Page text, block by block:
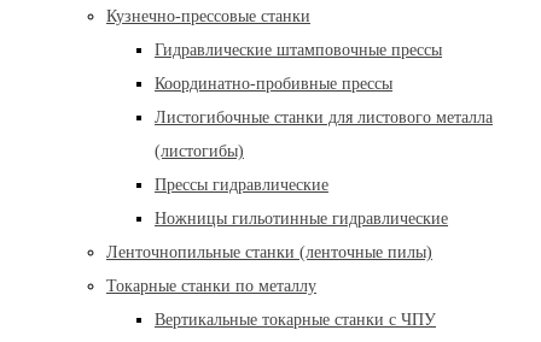
Кузнечно-прессовые станки
Гидравлические штамповочные прессы
Координатно-пробивные прессы
Листогибочные станки для листового металла
(листогибы)
Прессы гидравлические
Ножницы гильотинные гидравлические
Ленточнопильные станки (ленточные пилы)
Токарные станки по металлу
Вертикальные токарные станки с ЧПУ